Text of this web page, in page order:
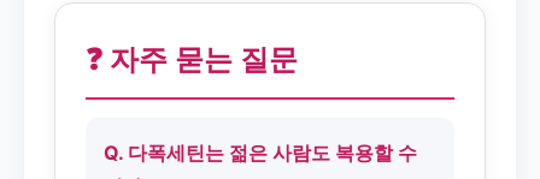
❓ 자주 묻는 질문
Q. 다폭세틴는 젊은 사람도 복용할 수